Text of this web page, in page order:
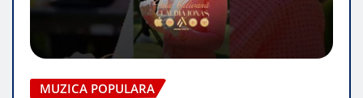
MUZICA POPULARA